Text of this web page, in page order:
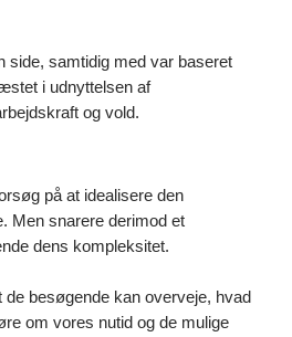
side, samtidig med var baseret
i udnyttelsen af
og vold.
på at idealisere den
Men snarere derimod et
dens kompleksitet.
besøgende kan overveje, hvad
om vores nutid og de mulige